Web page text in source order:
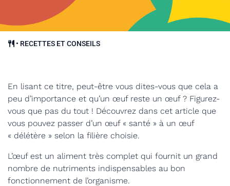
• RECETTES ET CONSEILS
En lisant ce titre, peut-être vous dites-vous que cela a
peu d’importance et qu’un œuf reste un œuf ? Figurez-
vous que pas du tout ! Découvrez dans cet article que
vous pouvez passer d’un œuf « santé » à un œuf
« délétère » selon la filière choisie.
L’œuf est un aliment très complet qui fournit un grand
nombre de nutriments indispensables au bon
fonctionnement de l’organisme.